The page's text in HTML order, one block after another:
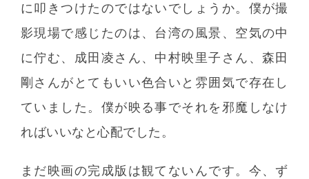
に叩きつけたのではないでしょうか。僕が撮
影現場で感じたのは、台湾の風景、空気の中
に佇む、成田凌さん、中村映里子さん、森田
剛さんがとてもいい色合いと雰囲気で存在し
ていました。僕が映る事でそれを邪魔しなけ
ればいいなと心配でした。
まだ映画の完成版は観てないんです。今、ず